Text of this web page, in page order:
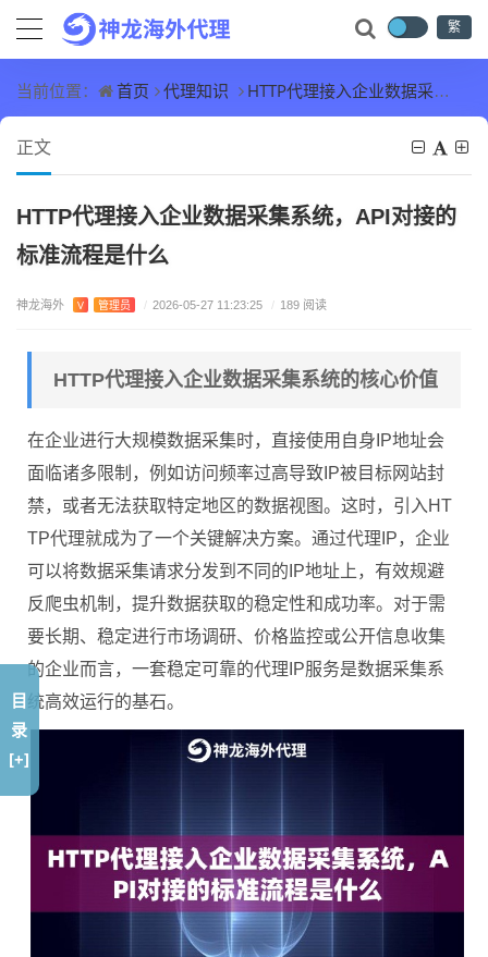
繁
当前位置： 首页 代理知识 HTTP代理接入企业数据采集系统，API对接的标准流程是什么
正文
HTTP代理接入企业数据采集系统，API对接的
标准流程是什么
神龙海外 V 管理员 / 2026-05-27 11:23:25 / 189 阅读
HTTP代理接入企业数据采集系统的核心价值
在企业进行大规模数据采集时，直接使用自身IP地址会
面临诸多限制，例如访问频率过高导致IP被目标网站封
禁，或者无法获取特定地区的数据视图。这时，引入HT
TP代理就成为了一个关键解决方案。通过代理IP，企业
可以将数据采集请求分发到不同的IP地址上，有效规避
反爬虫机制，提升数据获取的稳定性和成功率。对于需
要长期、稳定进行市场调研、价格监控或公开信息收集
的企业而言，一套稳定可靠的代理IP服务是数据采集系
统高效运行的基石。
目
录
[+]